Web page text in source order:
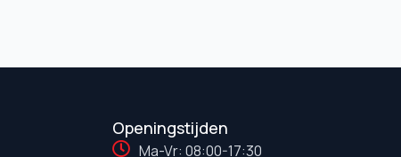
Openingstijden
Ma-Vr: 08:00-17:30